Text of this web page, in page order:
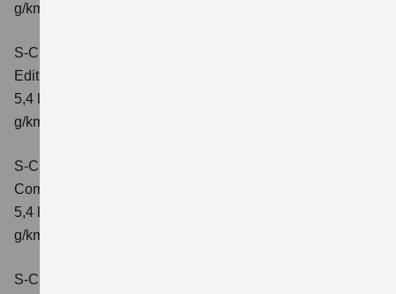
g/km; CO₂-Klasse: D
S-Cross 1.4 BOOSTERJET HYBRID
Edition
5,4 l/100 km; kombinierter Wert der CO2-Emission: 121
g/km; CO2-Klasse: D
S-Cross 1.4 BOOSTERJET HYBRID
Comfort
5,4 l/100 km; kombinierter Wert der CO2-Emission: 121
g/km; CO2-Klasse: D
S-Cross 1.4 BOOSTERJET HYBRID AT